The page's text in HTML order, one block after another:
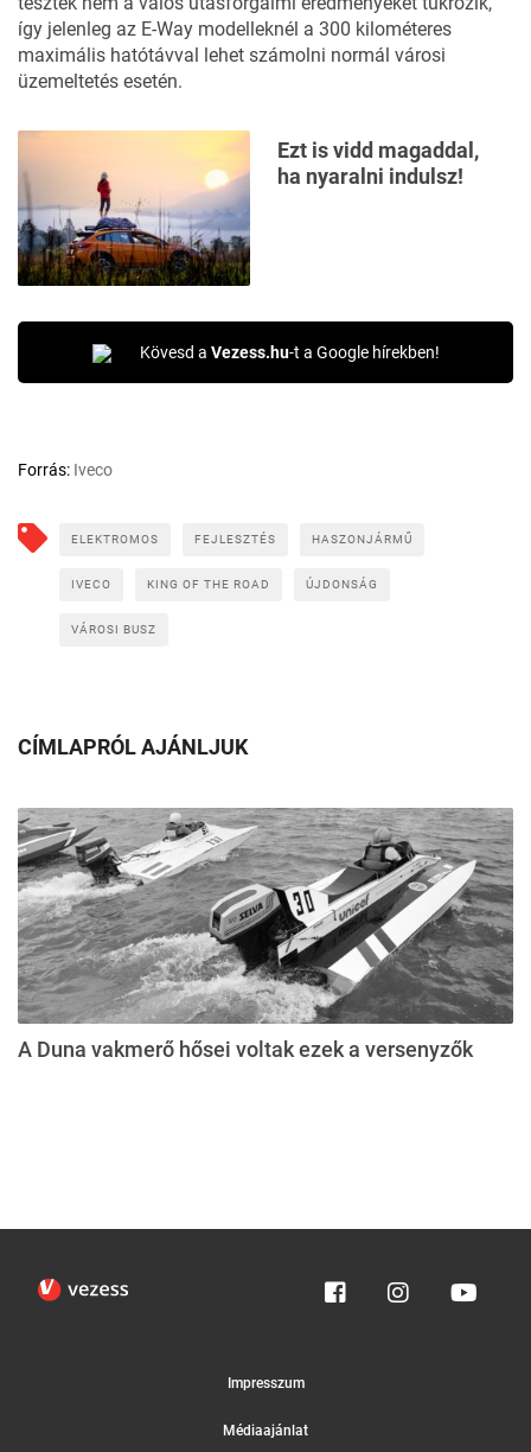
így jelenleg az E-Way modelleknél a 300 kilométeres
maximális hatótávval lehet számolni normál városi
üzemeltetés esetén.
Ezt is vidd magaddal,
ha nyaralni indulsz!
Kövesd a Vezess.hu-t a Google hírekben!
Forrás: Iveco
ELEKTROMOS FEJLESZTÉS HASZONJÁRMŰ
IVECO KING OF THE ROAD ÚJDONSÁG
VÁROSI BUSZ
CÍMLAPRÓL AJÁNLJUK
A Duna vakmerő hősei voltak ezek a versenyzők
Impresszum
Médiaajánlat